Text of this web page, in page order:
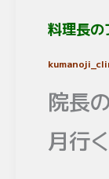
料理長の
院長
月行